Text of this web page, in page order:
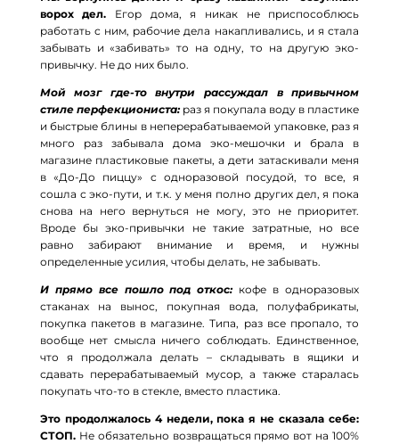
ворох дел. Егор дома, я никак не приспособлюсь
работать с ним, рабочие дела накапливались, и я стала
забывать и «забивать» то на одну, то на другую эко-
привычку. Не до них было.
Мой мозг где-то внутри рассуждал в привычном
стиле перфекциониста: раз я покупала воду в пластике
и быстрые блины в неперерабатываемой упаковке, раз я
много раз забывала дома эко-мешочки и брала в
магазине пластиковые пакеты, а дети затаскивали меня
в «До-До пиццу» с одноразовой посудой, то все, я
сошла с эко-пути, и т.к. у меня полно других дел, я пока
снова на него вернуться не могу, это не приоритет.
Вроде бы эко-привычки не такие затратные, но все
равно забирают внимание и время, и нужны
определенные усилия, чтобы делать, не забывать.
И прямо все пошло под откос: кофе в одноразовых
стаканах на вынос, покупная вода, полуфабрикаты,
покупка пакетов в магазине. Типа, раз все пропало, то
вообще нет смысла ничего соблюдать. Единственное,
что я продолжала делать – складывать в ящики и
сдавать перерабатываемый мусор, а также старалась
покупать что-то в стекле, вместо пластика.
Это продолжалось 4 недели, пока я не сказала себе:
СТОП.Не обязательно возвращаться прямо вот на 100%